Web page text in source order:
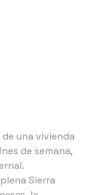
una vivienda
de semana,
Sierra